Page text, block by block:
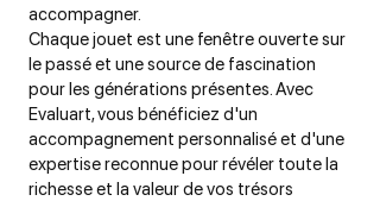
accompagner.
Chaque jouet est une fenêtre ouverte sur
le passé et une source de fascination
pour les générations présentes. Avec
Evaluart, vous bénéficiez d'un
accompagnement personnalisé et d'une
expertise reconnue pour révéler toute la
richesse et la valeur de vos trésors